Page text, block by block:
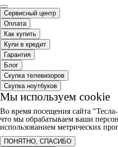
Сервисный центр
Оплата
Как купить
Купи в кредит
Гарантия
Блог
Скупка телевизоров
Скупка ноутбуков
Мы используем cookie
Во время посещения сайта
что мы обрабатываем ваши
использованием метрических
ПОНЯТНО, СПАСИБО